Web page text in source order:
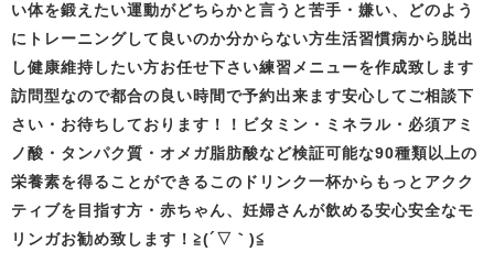
い体を鍛えたい運動がどちらかと言うと苦手・嫌い、どのよう
にトレーニングして良いのか分からない方生活習慣病から脱出
し健康維持したい方お任せ下さい練習メニューを作成致します
訪問型なので都合の良い時間で予約出来ます安心してご相談下
さい・お待ちしております！！ ビタミン・ミネラル・必須アミ
ノ酸・タンパク質・オメガ脂肪酸など検証可能な90種類以上の
栄養素を得ることができるこのドリンク一杯から も っとアクク
ティブを目指す方・赤ちゃん、妊婦さんが飲める安心安全なモ
リンガお勧め致します！ ≧(´▽｀)≦